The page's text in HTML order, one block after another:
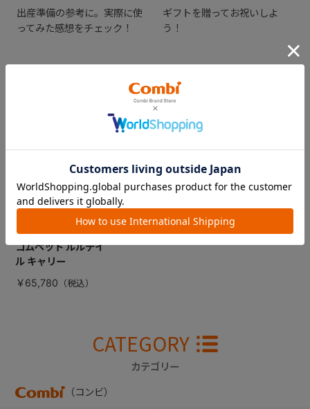
出産準備の参考に。実際に使
ってみた感想をチェック！
ギフトを贈ってお祝いしよ
う！
CHECKED ITEM
最近見た商品
コムペット ルルテイ
ル キャリー
￥65,780
CATEGORY
カテゴリー
（コンビ）